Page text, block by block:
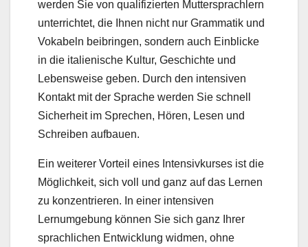
werden Sie von qualifizierten Muttersprachlern
unterrichtet, die Ihnen nicht nur Grammatik und
Vokabeln beibringen, sondern auch Einblicke
in die italienische Kultur, Geschichte und
Lebensweise geben. Durch den intensiven
Kontakt mit der Sprache werden Sie schnell
Sicherheit im Sprechen, Hören, Lesen und
Schreiben aufbauen.
Ein weiterer Vorteil eines Intensivkurses ist die
Möglichkeit, sich voll und ganz auf das Lernen
zu konzentrieren. In einer intensiven
Lernumgebung können Sie sich ganz Ihrer
sprachlichen Entwicklung widmen, ohne